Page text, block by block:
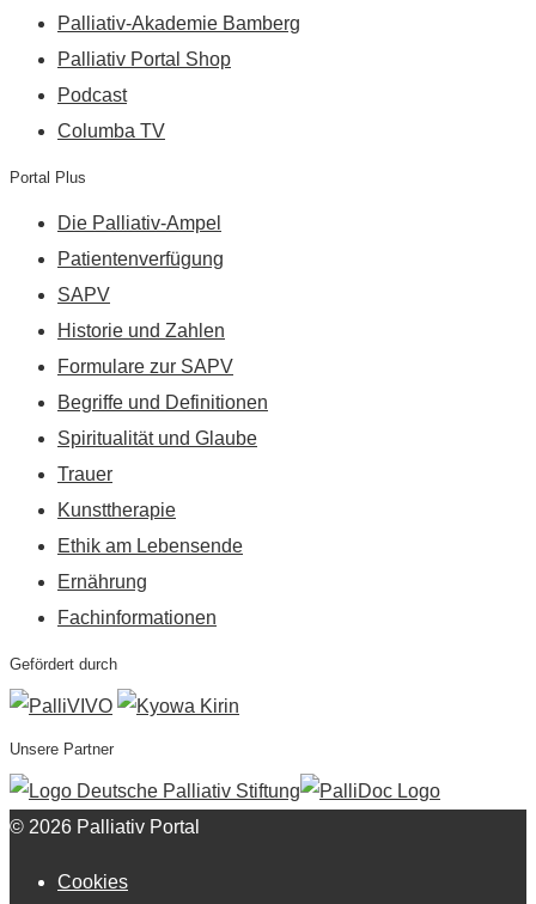
Palliativ-Akademie Bamberg
Palliativ Portal Shop
Podcast
Columba TV
Portal Plus
Die Palliativ-Ampel
Patientenverfügung
SAPV
Historie und Zahlen
Formulare zur SAPV
Begriffe und Definitionen
Spiritualität und Glaube
Trauer
Kunsttherapie
Ethik am Lebensende
Ernährung
Fachinformationen
Gefördert durch
Unsere Partner
© 2026 Palliativ Portal
Cookies